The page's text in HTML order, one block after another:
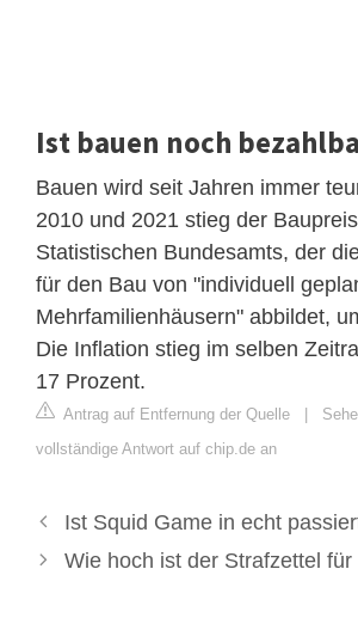
Ist bauen noch
Bauen wird seit Jahren immer
2010 und 2021 stieg der
Statistischen Bundesamts, der
für den Bau von "individuell
Mehrfamilienhäusern" abbildet,
Die Inflation stieg im selben
17 Prozent.
Antrag auf Entfernung der Quelle |
vollständige Antwort auf chip.de an
Ist Squid Game in echt
Wie hoch ist der Strafzettel